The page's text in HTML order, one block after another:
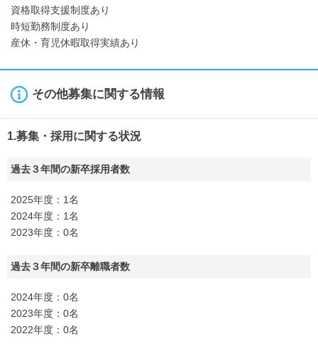
資格取得支援制度あり
時短勤務制度あり
産休・育児休暇取得実績あり
その他募集に関する情報
1.募集・採用に関する状況
過去３年間の新卒採用者数
2025年度：1名
2024年度：1名
2023年度：0名
過去３年間の新卒離職者数
2024年度：0名
2023年度：0名
2022年度：0名